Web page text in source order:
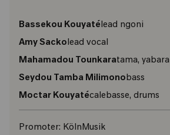
Bassekou Kouyatélead ngoni
Amy Sackolead vocal
Mahamadou Tounkaratama, yabara
Seydou Tamba Milimonobass
Moctar Kouyatécalebasse, drums
Promoter: KölnMusik